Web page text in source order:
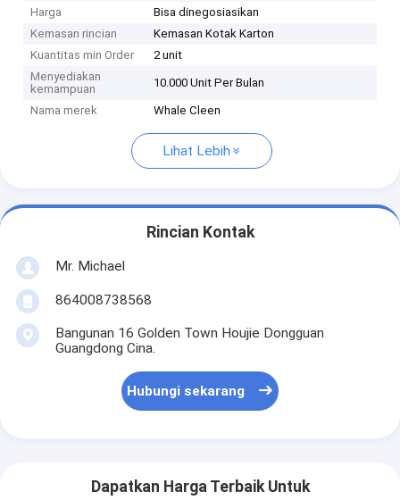
Harga
Bisa dinegosiasikan
Kemasan rincian
Kemasan Kotak Karton
Kuantitas min Order
2 unit
Menyediakan
kemampuan
10.000 Unit Per Bulan
Nama merek Whale Cleen
Lihat Lebih
Rincian Kontak
Mr. Michael
864008738568
Bangunan 16 Golden Town Houjie Dongguan
Guangdong Cina.
Hubungi sekarang
Dapatkan Harga Terbaik Untuk